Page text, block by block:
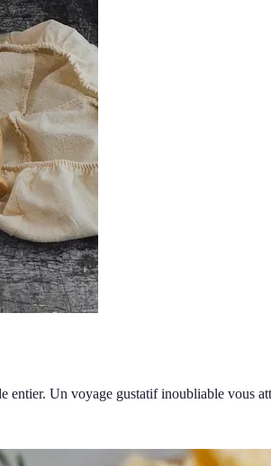
entier. Un voyage gustatif inoubliable vous